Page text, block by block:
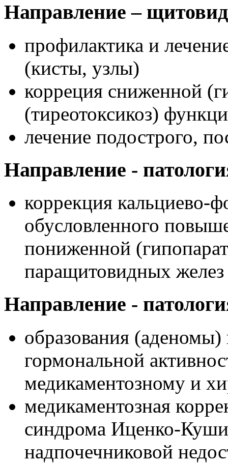
Направление –
профилактика и
(кисты, узлы)
корреция сниженной
(тиреотоксикоз)
лечение подострого,
Направление -
коррекция кальциево-
обусловленного
пониженной
паращитовидных желез
Направление -
образования (аденомы)
гормональной
медикаментозному и
медикаментозная
синдрома Иценко-
надпочечниковой